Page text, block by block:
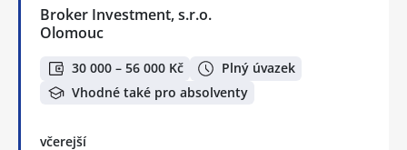
Broker Investment, s.r.o.
Olomouc
30 000 – 56 000 Kč
Plný úvazek
Vhodné také pro absolventy
včerejší